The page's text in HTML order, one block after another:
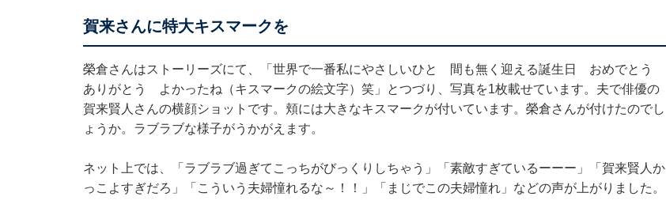
賀来さんに特大キスマークを
榮倉さんはストーリーズにて、「世界で一番私にやさしいひと 間も無く迎える誕生日 おめでとう
ありがとう よかったね（キスマークの絵文字）笑」とつづり、写真を1枚載せています。夫で俳優の
賀来賢人さんの横顔ショットです。頬には大きなキスマークが付いています。榮倉さんが付けたのでし
ょうか。ラブラブな様子がうかがえます。
ネット上では、「ラブラブ過ぎてこっちがびっくりしちゃう」「素敵すぎているーーー」「賀来賢人か
っこよすぎだろ」「こういう夫婦憧れるな～！！」「まじでこの夫婦憧れ」などの声が上がりました。